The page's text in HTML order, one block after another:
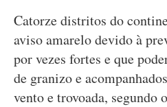
Catorze distritos do
aviso amarelo devido à
por vezes fortes e que
de granizo e
vento e trovoada, segundo